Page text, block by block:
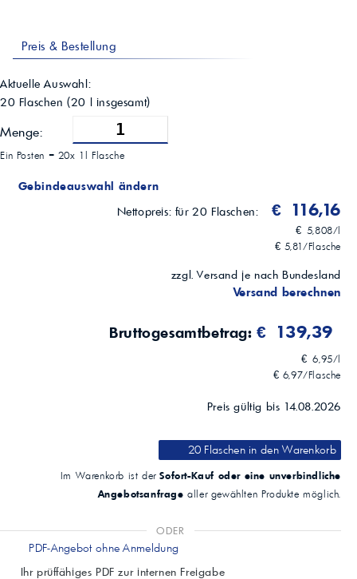
Preis & Bestellung
Aktuelle Auswahl:
20 Flaschen (20 l insgesamt)
Menge:
Ein Posten = 20x 1l Flasche
Gebindeauswahl ändern
Nettopreis: für 20 Flaschen: € 116,16
€ 5,808/l
€ 5,81/Flasche
zzgl. Versand je nach Bundesland
Versand berechnen
Bruttogesamtbetrag:€ 139,39
€ 6,95/l
€ 6,97/Flasche
Preis gültig bis 14.08.2026
20 Flaschenin den Warenkorb
Im Warenkorb ist derSofort-Kauf oder eine unverbindliche
Angebotsanfrage aller gewählten Produkte möglich.
ODER
PDF-Angebot ohne Anmeldung
Ihr prüffähiges PDF zur internen Freigabe